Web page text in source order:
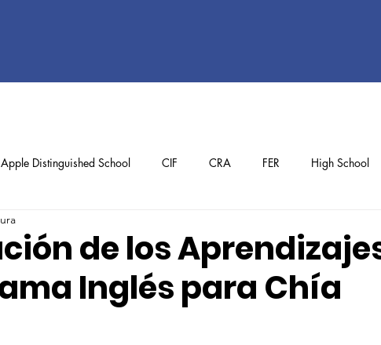
Apple Distinguished School CIF CRA FER High School
de los
Inglés para Chía